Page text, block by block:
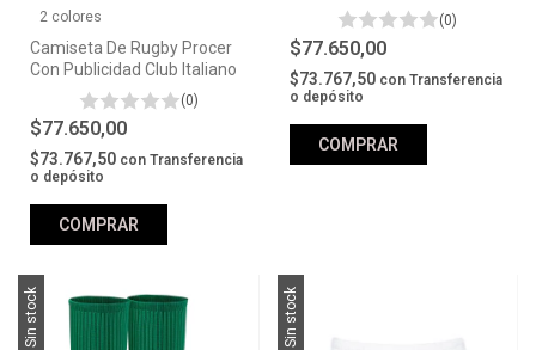
2 colores
Camiseta De Rugby Procer
Con Publicidad Club Italiano
(0)
$77.650,00
$73.767,50 con Transferencia
o depósito
COMPRAR
(0)
$77.650,00
$73.767,50 con Transferencia
o depósito
COMPRAR
Sin stock Sin stock